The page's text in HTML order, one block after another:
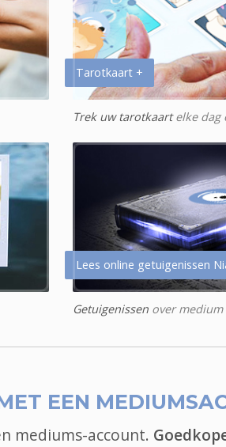
Tarotkaart +
Trek uw tarotkaartelke dag
Lees online getuigenissen
Getuigenissen over
EEN
mediums-account.